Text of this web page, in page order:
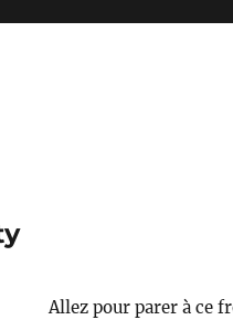
Allez pour parer à ce